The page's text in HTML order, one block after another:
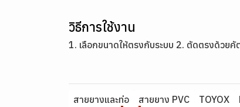
วิธีการใช้งาน
1. เลือกขนาดให้ตรงกับระบบ 2. ตัดตรงด้วย
สายยางและท่อ สายยาง PVC TOYOX